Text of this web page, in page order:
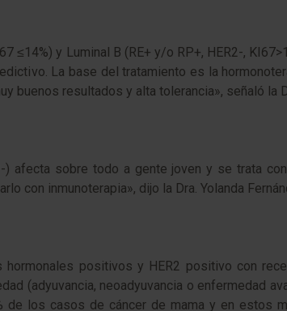
≤14%) y Luminal B (RE+ y/o RP+, HER2-,
La base del tratamiento es la
buenos resultados y alta tolerancia», señaló la
) afecta sobre todo a gente joven y se trata
con inmunoterapia», dijo la Dra. Yolanda
positivos y HER2 positivo con
(adyuvancia, neoadyuvancia o enfermedad
de los casos de cáncer de mama y en estos